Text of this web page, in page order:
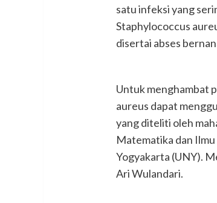
satu infeksi yang
Staphylococcus
disertai abses
Untuk menghambat
aureus dapat
yang diteliti oleh
Matematika dan
Yogyakarta (UNY).
Ari Wulandari.